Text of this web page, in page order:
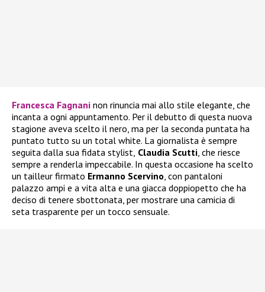
Francesca Fagnani non rinuncia mai allo stile elegante, che
incanta a ogni appuntamento. Per il debutto di questa nuova
stagione aveva scelto il nero, ma per la seconda puntata ha
puntato tutto su un total white. La giornalista è sempre
seguita dalla sua fidata stylist, Claudia Scutti, che riesce
sempre a renderla impeccabile. In questa occasione ha scelto
un tailleur firmato Ermanno Scervino, con pantaloni
palazzo ampi e a vita alta e una giacca doppiopetto che ha
deciso di tenere sbottonata, per mostrare una camicia di
seta trasparente per un tocco sensuale.